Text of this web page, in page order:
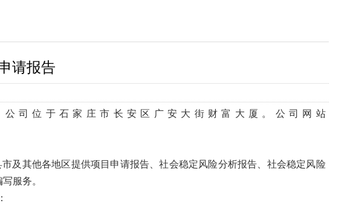
请报告
公司位于石家庄市长安区广安大街财富大厦。公司网站
及其他各地区提供项目申请报告、社会稳定风险分析报告、社会稳定风险
服务。